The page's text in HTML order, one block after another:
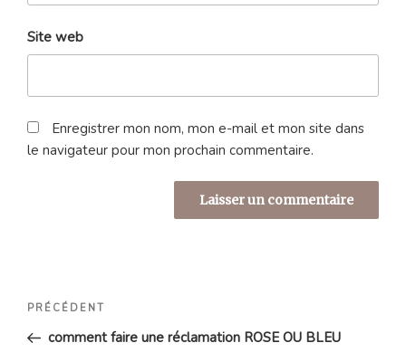
Site web
Enregistrer mon nom, mon e-mail et mon site dans
le navigateur pour mon prochain commentaire.
Navigation
l’article
Article
précédent
PRÉCÉDENT
comment faire une réclamation ROSE OU BLEU